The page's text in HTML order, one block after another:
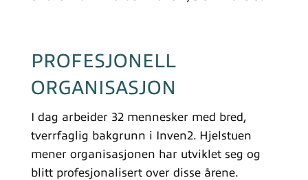
PROFESJONELL
ORGANISASJON
I dag arbeider 32 mennesker med bred,
tverrfaglig bakgrunn i Inven2. Hjelstuen
mener organisasjonen har utviklet seg og
blitt profesjonalisert over disse årene.